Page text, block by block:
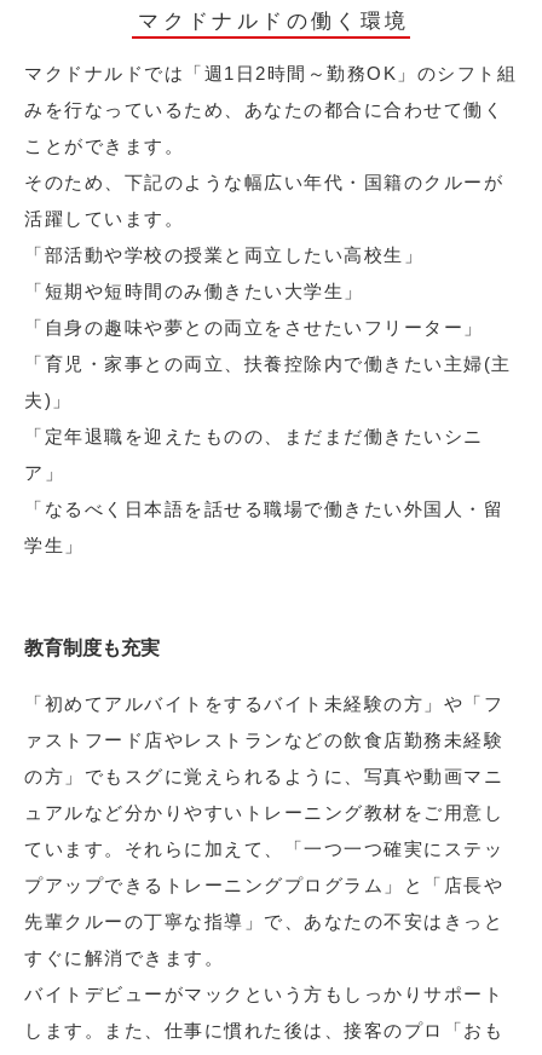
マクドナルドの働く環境
マクドナルドでは「週1日2時間～勤務OK」のシフト組
みを行なっているため、あなたの都合に合わせて働く
ことができます。
そのため、下記のような幅広い年代・国籍のクルーが
活躍しています。
「部活動や学校の授業と両立したい高校生」
「短期や短時間のみ働きたい大学生」
「自身の趣味や夢との両立をさせたいフリーター」
「育児・家事との両立、扶養控除内で働きたい主婦(主
夫)」
「定年退職を迎えたものの、まだまだ働きたいシニ
ア」
「なるべく日本語を話せる職場で働きたい外国人・留
学生」
教育制度も充実
「初めてアルバイトをするバイト未経験の方」や「フ
ァストフード店やレストランなどの飲食店勤務未経験
の方」でもスグに覚えられるように、写真や動画マニ
ュアルなど分かりやすいトレーニング教材をご用意し
ています。それらに加えて、「一つ一つ確実にステッ
プアップできるトレーニングプログラム」と「店長や
先輩クルーの丁寧な指導」で、あなたの不安はきっと
すぐに解消できます。
バイトデビューがマックという方もしっかりサポート
します。また、仕事に慣れた後は、接客のプロ「おも